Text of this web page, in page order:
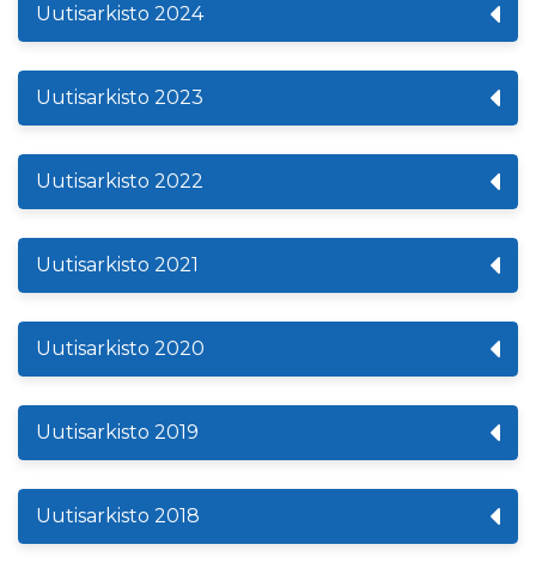
Uutisarkisto 2024
Uutisarkisto 2023
Uutisarkisto 2022
Uutisarkisto 2021
Uutisarkisto 2020
Uutisarkisto 2019
Uutisarkisto 2018